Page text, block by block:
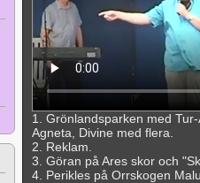
1. Grönlandsparken med
Agneta, Divine med flera.
2. Reklam.
3. Göran på Ares skor och
4. Perikles på Orrskogen